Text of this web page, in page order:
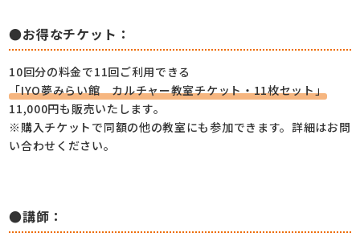
●お得なチケット：
10回分の料金で11回ご利用できる
「IYO夢みらい館 カルチャー教室チケット・11枚セット」
11,000円も販売いたします。
※購入チケットで同額の他の教室にも参加できます。詳細はお問
い合わせください。
●講師：